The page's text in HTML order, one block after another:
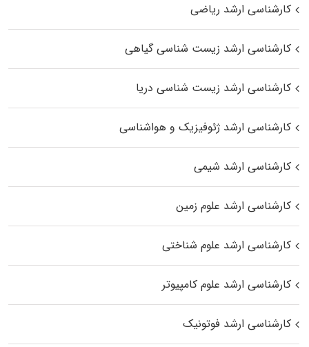
کارشناسی ارشد ریاضی
کارشناسی ارشد زیست‌ شناسی گیاهی
کارشناسی ارشد زیست‌ شناسی دریا
کارشناسی ارشد ژئوفیزیک و هواشناسی
کارشناسی ارشد شیمی
کارشناسی ارشد علوم زمین
کارشناسی ارشد علوم شناختی
کارشناسی ارشد علوم کامپیوتر
کارشناسی ارشد فوتونیک